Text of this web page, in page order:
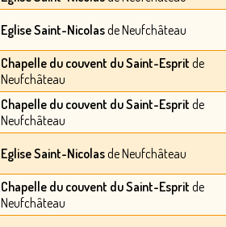
Eglise Saint-Nicolasde Neufchâteau
Chapelle du couvent du Saint-Esprit de
Neufchâteau
Chapelle du couvent du Saint-Esprit de
Neufchâteau
Eglise Saint-Nicolasde Neufchâteau
Chapelle du couvent du Saint-Esprit de
Neufchâteau